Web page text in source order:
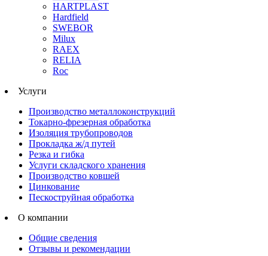
HARTPLAST
Hardfield
SWEBOR
Milux
RAEX
RELIA
Roc
Услуги
Производство металлоконструкций
Токарно-фрезерная обработка
Изоляция трубопроводов
Прокладка ж/д путей
Резка и гибка
Услуги складского хранения
Производство ковшей
Цинкование
Пескоструйная обработка
О компании
Общие сведения
Отзывы и рекомендации